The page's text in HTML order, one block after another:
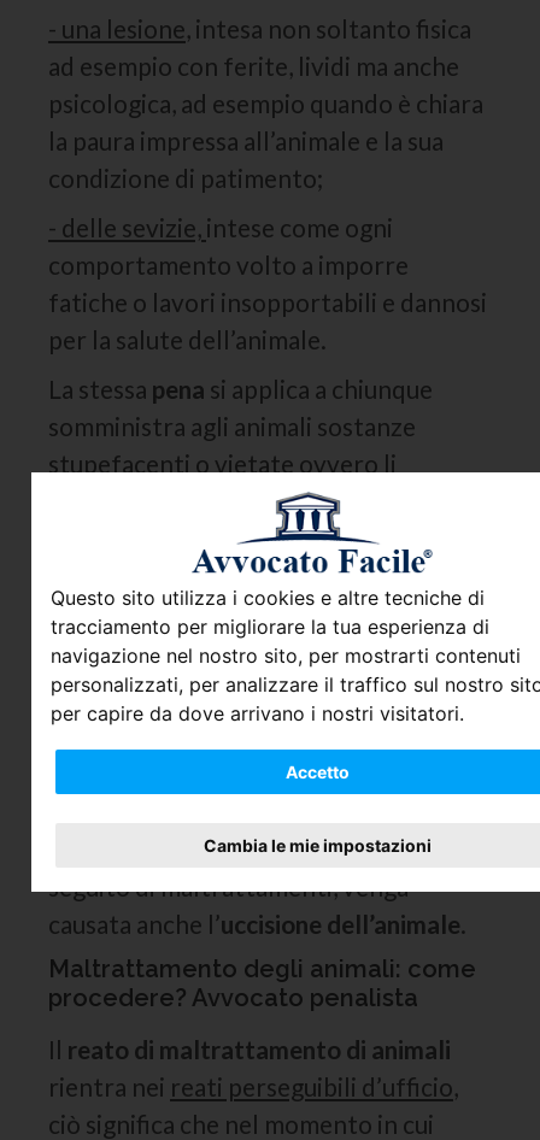
Questo sito utilizza i cookies e altre tecniche di
tracciamento per migliorare la tua esperienza di
navigazione nel nostro sito, per mostrarti contenuti
personalizzati, per analizzare il traffico sul nostro
per capire da dove arrivano i nostri visitatori.
Accetto
Cambia le mie impostazioni
- una lesione, intesa non soltanto fisica
ad esempio con ferite, lividi ma anche
psicologica, ad esempio quando è chiara
la paura impressa all’animale e la sua
condizione di patimento;
- delle sevizie, intese come ogni
comportamento volto a imporre
fatiche o lavori insopportabili e dannosi
per la salute dell’animale.
La stessa pena si applica a chiunque
somministra agli animali sostanze
stupefacenti o vietate ovvero li
sottopone a trattamenti che procurano
un danno alla salute degli stessi, ad
esempio con percosse, calci, bastonate
o anche qualora li si faccia vivere in
ambienti sporchi e malsani.
La pena è aumentata della metà se dai
. Si tratta di una
in considerazione nel caso in cui, a
seguito di maltrattamenti, venga
causata anche l’uccisione dell’animale.
Maltrattamento degli animali: come
procedere? Avvocato penalista
Il reato di maltrattamento di animali
rientra nei reati perseguibili d’ufficio,
ciò significa che nel momento in cui